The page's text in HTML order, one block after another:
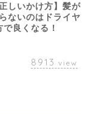
しいかけ方】髪が
ないのはドライヤ
良くなる！
8913 view